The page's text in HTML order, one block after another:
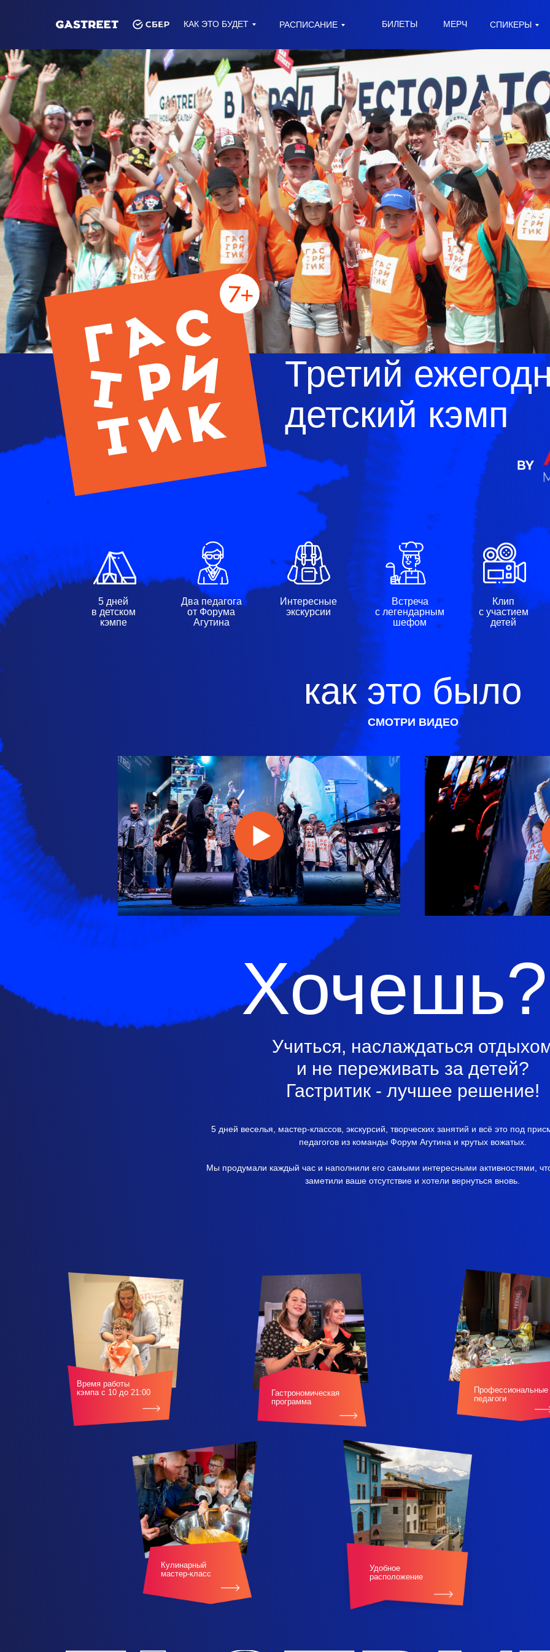
КАК ЭТО БУДЕТ РАСПИСАНИЕ БИЛЕТЫ МЕРЧ СПИКЕРЫ
Третий
детский кэмп
как это было
СМОТРИ ВИДЕО
Хочешь?
Учиться, наслаждаться
и не переживать за детей?
Гастритик - лучшее решение!
5 дней веселья, мастер-классов, экскурсий, творческих занятий и всё это под
педагогов из команды Форум Агутина и крутых вожатых.
Мы продумали каждый час и наполнили его самыми интересными активностями,
заметили ваше отсутствие и хотели вернуться вновь.
5 дней
в детском
кэмпе
Два педагога
от Форума
Агутина
Интересные
экскурсии
Встреча
с легендарным
шефом
Клип
с участием
детей
Время работы
кэмпа с 10 до 21:00
Гастрономическая
программа
Профессиональные
педагоги
Кулинарный
мастер-класс
Удобное
расположение